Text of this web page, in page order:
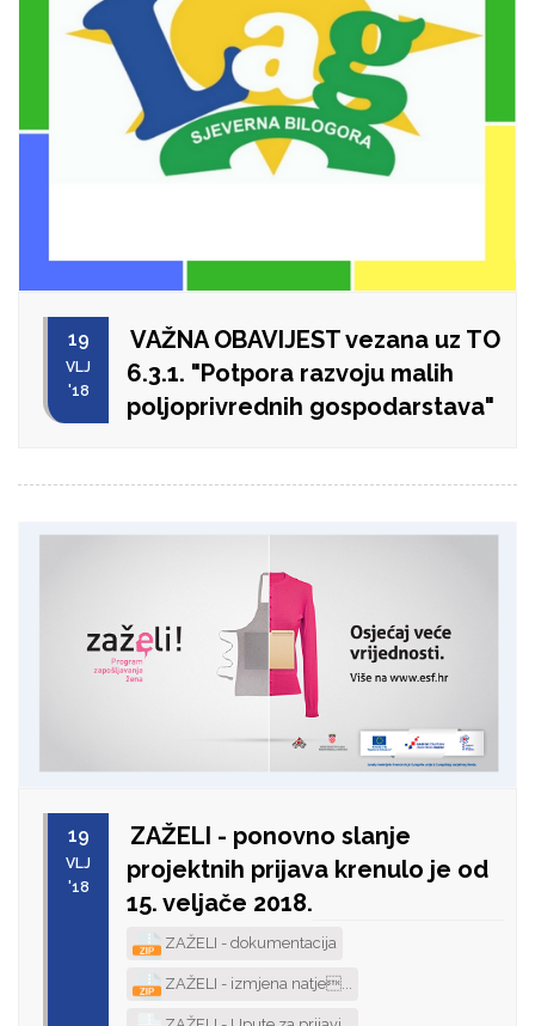
19
VLJ
'18
VAŽNA OBAVIJEST vezana uz TO
6.3.1. "Potpora razvoju malih
poljoprivrednih gospodarstava"
19
VLJ
'18
ZAŽELI - ponovno slanje
projektnih prijava krenulo je od
15. veljače 2018.
ZAŽELI - dokumentacija
ZAŽELI - izmjena natje...